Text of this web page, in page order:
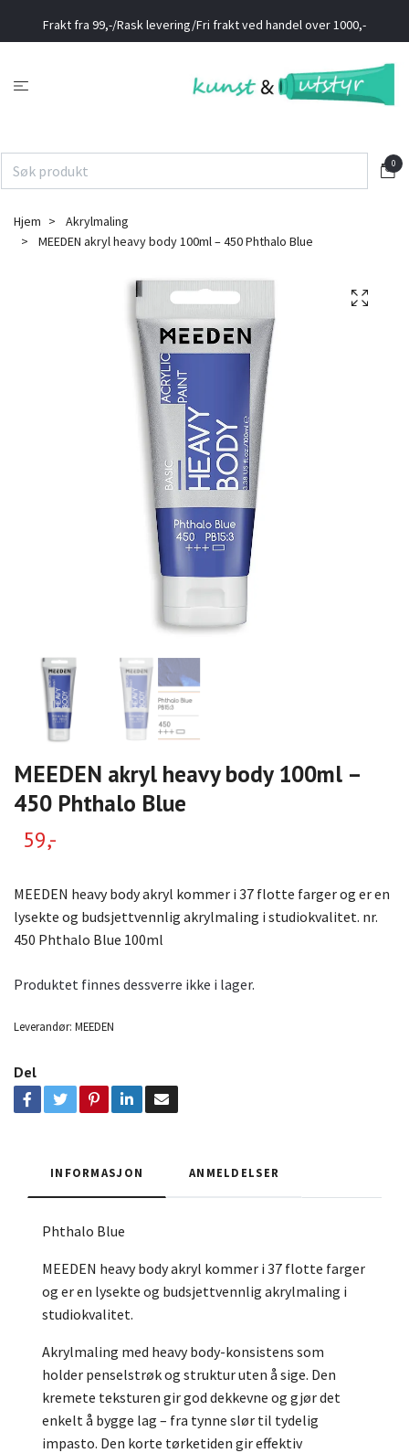
Frakt fra 99,-/Rask levering/Fri frakt ved handel over 1000,-
0
Hjem
Akrylmaling
MEEDEN akryl heavy body 100ml – 450 Phthalo Blue
MEEDEN akryl heavy body 100ml –
450 Phthalo Blue
59,-
MEEDEN heavy body akryl kommer i 37 flotte farger og er en
lysekte og budsjettvennlig akrylmaling i studiokvalitet. nr.
450 Phthalo Blue 100ml
Produktet finnes dessverre ikke i lager.
Leverandør: MEEDEN
Del
INFORMASJON ANMELDELSER
Phthalo Blue
MEEDEN heavy body akryl kommer i 37 flotte farger
og er en lysekte og budsjettvennlig akrylmaling i
studiokvalitet.
Akrylmaling med heavy body-konsistens som
holder penselstrøk og struktur uten å sige. Den
kremete teksturen gir god dekkevne og gjør det
enkelt å bygge lag – fra tynne slør til tydelig
impasto. Den korte tørketiden gir effektiv